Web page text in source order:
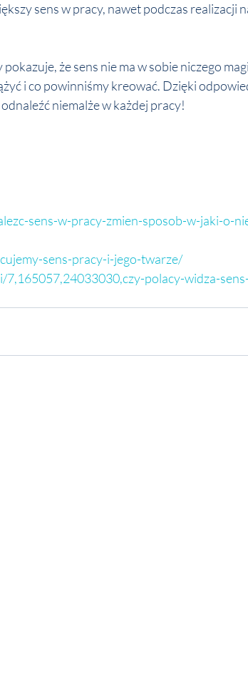
sens w pracy, nawet podczas realizacji
że sens nie ma w sobie niczego
i co powinniśmy kreować. Dzięki
niemalże w każdej pracy!
sens-w-pracy-zmien-sposob-w-jaki-o-
sens-pracy-i-jego-twarze/
polacy-widza-